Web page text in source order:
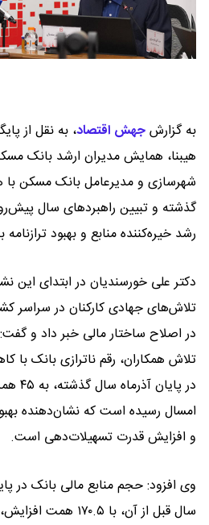
به گزارشجهش اقتصاد، به نقل از
هیبنا، همایش مدیران ارشد بانک
شهرسازی و مدیرعامل بانک مسکن
گذشته و تبیین راهبردهای سال
رشد خیره‌کننده منابع و بهبود
دکتر علی خورسندیان در ابتدای این
تلاش‌های جهادی کارکنان در سراسر
در اصلاح ساختار مالی خبر داد و گفت:
در
امسال رسیده است که نشان‌دهنده
و افزایش قدرت تسهیلات‌دهی است.